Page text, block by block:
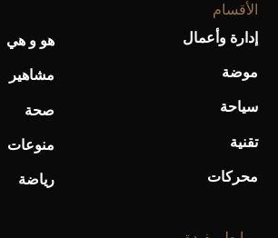
أحذية Mary Jane: ترف وأناقة للرجال
الأقسام
إدارة وأعمال
موضة
سياحة
تقنية
محركات
هو و هي
مشاهير
صحة
منوعات
رياضة